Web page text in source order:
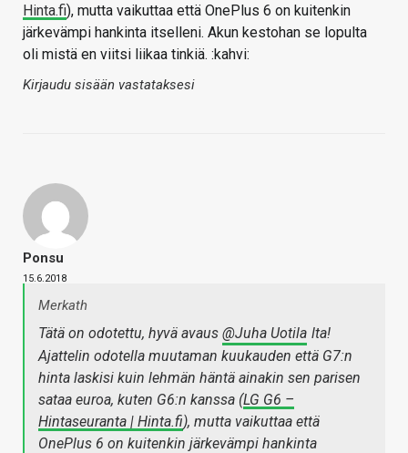
Hinta.fi), mutta vaikuttaa että OnePlus 6 on kuitenkin
järkevämpi hankinta itselleni. Akun kestohan se lopulta
oli mistä en viitsi liikaa tinkiä. :kahvi:
Kirjaudu sisään vastataksesi
Ponsu
15.6.2018
Merkath
Tätä on odotettu, hyvä avaus @Juha Uotila lta!
Ajattelin odotella muutaman kuukauden että G7:n
hinta laskisi kuin lehmän häntä ainakin sen parisen
sataa euroa, kuten G6:n kanssa (LG G6 –
Hintaseuranta | Hinta.fi), mutta vaikuttaa että
OnePlus 6 on kuitenkin järkevämpi hankinta